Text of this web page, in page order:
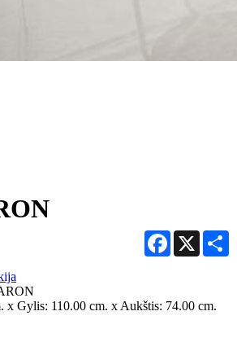
Facebook
X
x Gylis: 110.00 cm. x Aukštis: 74.00 cm.